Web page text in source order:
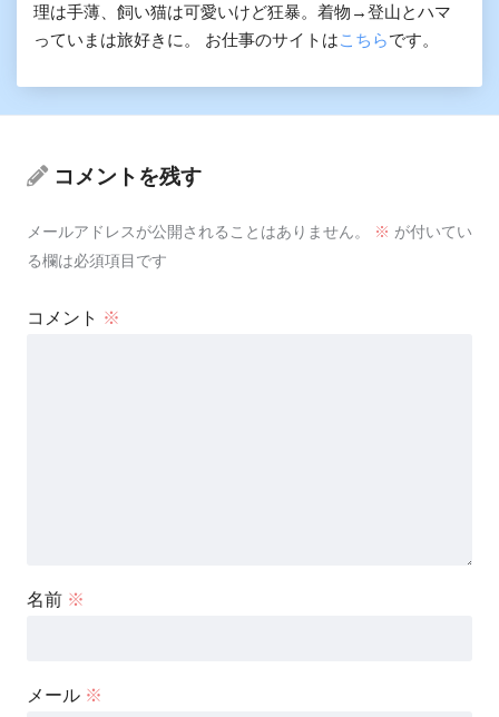
理は手薄、飼い猫は可愛いけど狂暴。着物→登山とハマ
っていまは旅好きに。 お仕事のサイトはこちらです。
コメントを残す
メールアドレスが公開されることはありません。 ※ が付いてい
る欄は必須項目です
コメント ※
名前 ※
メール ※